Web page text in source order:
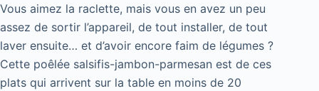
Vous aimez la raclette, mais vous en avez un peu
assez de sortir l’appareil, de tout installer, de tout
laver ensuite… et d’avoir encore faim de légumes ?
Cette poêlée salsifis-jambon-parmesan est de ces
plats qui arrivent sur la table en moins de 20